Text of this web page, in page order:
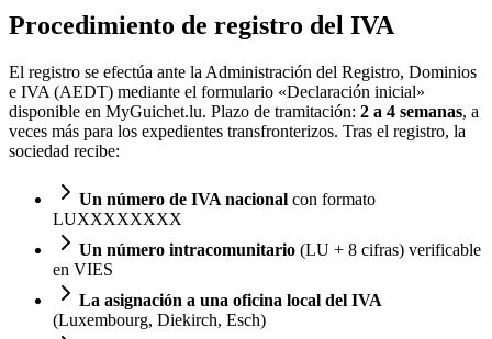
Procedimiento de registro del IVA
El registro se efectúa ante la Administración del Registro, Dominios
e IVA (AEDT) mediante el formulario «Declaración inicial»
disponible en MyGuichet.lu. Plazo de tramitación: 2 a 4 semanas, a
veces más para los expedientes transfronterizos. Tras el registro, la
sociedad recibe:
Un número de IVA nacional con formato
LUXXXXXXXX
Un número intracomunitario (LU + 8 cifras) verificable
en VIES
La asignación a una oficina local del IVA
(Luxembourg, Diekirch, Esch)